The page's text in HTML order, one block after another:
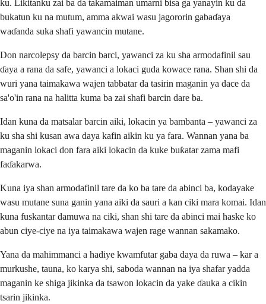
ku. Likitanku zai ba da takamaiman umarni bisa ga yanayin ku da
bukatun ku na mutum, amma akwai wasu jagororin gabaɗaya
waɗanda suka shafi yawancin mutane.
Don narcolepsy da barcin barci, yawanci za ku sha armodafinil sau
ɗaya a rana da safe, yawanci a lokaci guda kowace rana. Shan shi da
wuri yana taimakawa wajen tabbatar da tasirin maganin ya dace da
sa'o'in rana na halitta kuma ba zai shafi barcin dare ba.
Idan kuna da matsalar barcin aiki, lokacin ya bambanta – yawanci za
ku sha shi kusan awa daya kafin aikin ku ya fara. Wannan yana ba
maganin lokaci don fara aiki lokacin da kuke buƙatar zama mafi
faɗakarwa.
Kuna iya shan armodafinil tare da ko ba tare da abinci ba, kodayake
wasu mutane suna ganin yana aiki da sauri a kan ciki mara komai. Idan
kuna fuskantar damuwa na ciki, shan shi tare da abinci mai haske ko
abun ciye-ciye na iya taimakawa wajen rage wannan sakamako.
Yana da mahimmanci a hadiye kwamfutar gaba daya da ruwa – kar a
murkushe, tauna, ko karya shi, saboda wannan na iya shafar yadda
maganin ke shiga jikinka da tsawon lokacin da yake ɗauka a cikin
tsarin jikinka.